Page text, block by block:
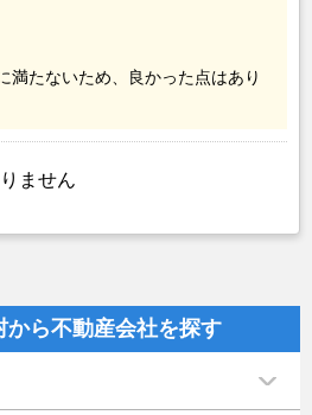
満たないため、良かった点はあり
ません
ら不動産会社を探す